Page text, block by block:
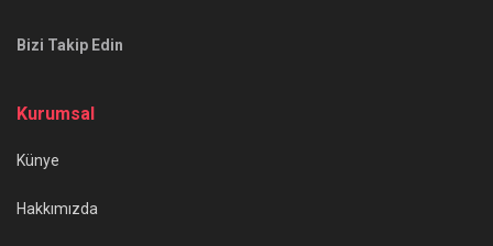
Bizi Takip Edin
Kurumsal
Künye
Hakkımızda